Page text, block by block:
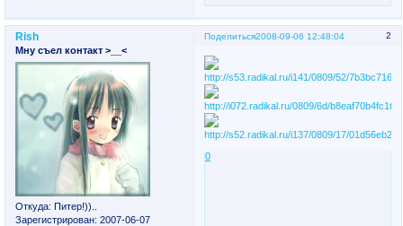
Поделиться 2
2008-09-06 12:48:04
Rish
Мну съел контакт >__<
Откуда: Питер!))..
Зарегистрирован: 2007-06-07
0